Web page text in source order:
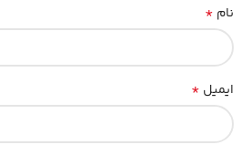
نام *
ایمیل *